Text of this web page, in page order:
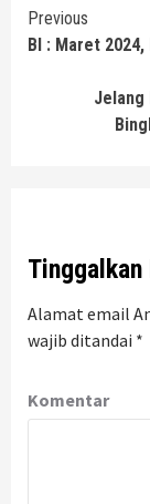
Continue
Reading
Previous
BI : Maret
Jelang
Tinggalkan
Alamat email
wajib ditandai *
Komentar